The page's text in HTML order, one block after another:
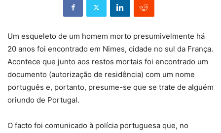
Um esqueleto de um homem morto presumivelmente há
20 anos foi encontrado em Nimes, cidade no sul da França.
Acontece que junto aos restos mortais foi encontrado um
documento (autorização de residência) com um nome
português e, portanto, presume-se que se trate de alguém
oriundo de Portugal.
O facto foi comunicado à polícia portuguesa que, no